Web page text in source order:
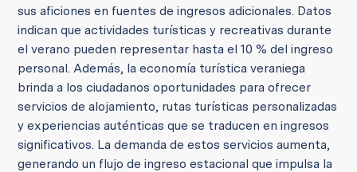
sus aficiones en fuentes de ingresos adicionales. Datos
indican que actividades turísticas y recreativas durante
el verano pueden representar hasta el 10 % del ingreso
personal. Además, la economía turística veraniega
brinda a los ciudadanos oportunidades para ofrecer
servicios de alojamiento, rutas turísticas personalizadas
y experiencias auténticas que se traducen en ingresos
significativos. La demanda de estos servicios aumenta,
generando un flujo de ingreso estacional que impulsa la